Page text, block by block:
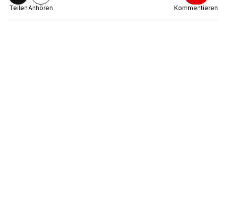
TeilenAnhören Kommentieren